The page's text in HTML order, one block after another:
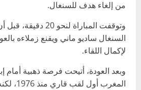
من إلغاء هدف للسنغال.
وتوقفت المباراة
السنغال ساديو ماني ويقنع زملاءه
لإكمال اللقاء.
وبعد العودة، أتيحت فرصة ذهبية أمام
المغرب